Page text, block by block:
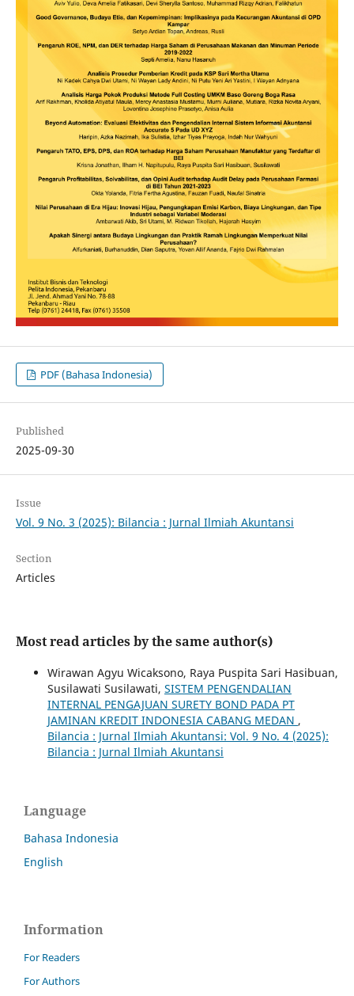
PDF (Bahasa Indonesia)
Published
2025-09-30
Issue
Vol. 9 No. 3 (2025): Bilancia : Jurnal Ilmiah Akuntansi
Section
Articles
Most read articles by the same author(s)
Wirawan Agyu Wicaksono, Raya Puspita Sari Hasibuan,
Susilawati Susilawati, SISTEM PENGENDALIAN
INTERNAL PENGAJUAN SURETY BOND PADA PT
JAMINAN KREDIT INDONESIA CABANG MEDAN ,
Bilancia : Jurnal Ilmiah Akuntansi: Vol. 9 No. 4 (2025):
Bilancia : Jurnal Ilmiah Akuntansi
Language
Bahasa Indonesia
English
Information
For Readers
For Authors